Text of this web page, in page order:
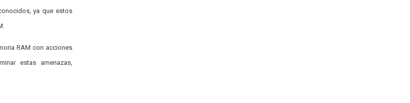
ya que estos
RAM con acciones
estas amenazas,